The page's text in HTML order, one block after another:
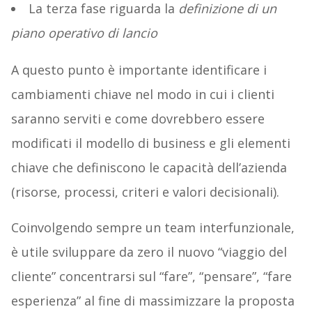
La terza fase riguarda la definizione di un
piano operativo di lancio
A questo punto è importante identificare i
cambiamenti chiave nel modo in cui i clienti
saranno serviti e come dovrebbero essere
modificati il modello di business e gli elementi
chiave che definiscono le capacità dell’azienda
(risorse, processi, criteri e valori decisionali).
Coinvolgendo sempre un team interfunzionale,
è utile sviluppare da zero il nuovo “viaggio del
cliente” concentrarsi sul “fare”, “pensare”, “fare
esperienza” al fine di massimizzare la proposta